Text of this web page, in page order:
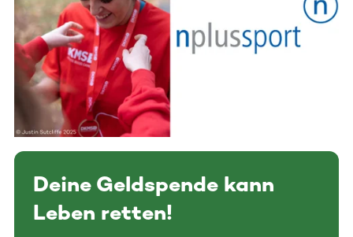
Deine Geldspende kann
Leben retten!